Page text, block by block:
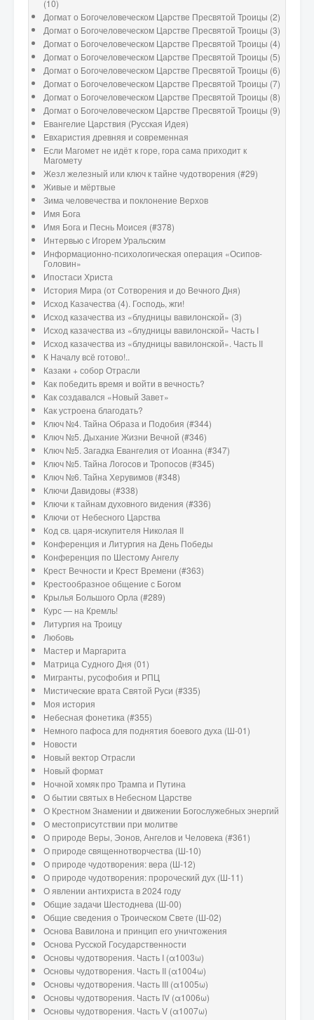
(10)
Догмат о Богочеловеческом Царстве Пресвятой Троицы (2)
Догмат о Богочеловеческом Царстве Пресвятой Троицы (3)
Догмат о Богочеловеческом Царстве Пресвятой Троицы (4)
Догмат о Богочеловеческом Царстве Пресвятой Троицы (5)
Догмат о Богочеловеческом Царстве Пресвятой Троицы (6)
Догмат о Богочеловеческом Царстве Пресвятой Троицы (7)
Догмат о Богочеловеческом Царстве Пресвятой Троицы (8)
Догмат о Богочеловеческом Царстве Пресвятой Троицы (9)
Евангелие Царствия (Русская Идея)
Евхаристия древняя и современная
Если Магомет не идёт к горе, гора сама приходит к
Магомету
Жезл железный или ключ к тайне чудотворения (#29)
Живые и мёртвые
Зима человечества и поклонение Верхов
Имя Бога
Имя Бога и Песнь Моисея (#378)
Интервью с Игорем Уральским
Информационно-психологическая операция «Осипов-
Головин»
Ипостаси Христа
История Мира (от Сотворения и до Вечного Дня)
Исход Казачества (4). Господь, жги!
Исход казачества из «блудницы вавилонской» (3)
Исход казачества из «блудницы вавилонской» Часть I
Исход казачества из «блудницы вавилонской». Часть II
К Началу всё готово!..
Казаки + собор Отрасли
Как победить время и войти в вечность?
Как создавался «Новый Завет»
Как устроена благодать?
Ключ №4. Тайна Образа и Подобия (#344)
Ключ №5. Дыхание Жизни Вечной (#346)
Ключ №5. Загадка Евангелия от Иоанна (#347)
Ключ №5. Тайна Логосов и Тропосов (#345)
Ключ №6. Тайна Херувимов (#348)
Ключи Давидовы (#338)
Ключи к тайнам духовного видения (#336)
Ключи от Небесного Царства
Код св. царя-искупителя Николая II
Конференция и Литургия на День Победы
Конференция по Шестому Ангелу
Крест Вечности и Крест Времени (#363)
Крестообразное общение с Богом
Крылья Большого Орла (#289)
Курс — на Кремль!
Литургия на Троицу
Любовь
Мастер и Маргарита
Матрица Судного Дня (01)
Мигранты, русофобия и РПЦ
Мистические врата Святой Руси (#335)
Моя история
Небесная фонетика (#355)
Немного пафоса для поднятия боевого духа (Ш-01)
Новости
Новый вектор Отрасли
Новый формат
Ночной хомяк про Трампа и Путина
О бытии святых в Небесном Царстве
О Крестном Знамении и движении Богослужебных энергий
О местоприсутствии при молитве
О природе Веры, Эонов, Ангелов и Человека (#361)
О природе священнотворчества (Ш-10)
О природе чудотворения: вера (Ш-12)
О природе чудотворения: пророческий дух (Ш-11)
О явлении антихриста в 2024 году
Общие задачи Шестоднева (Ш-00)
Общие сведения о Троическом Свете (Ш-02)
Основа Вавилона и принцип его уничтожения
Основа Русской Государственности
Основы чудотворения. Часть I (α1003ω)
Основы чудотворения. Часть II (α1004ω)
Основы чудотворения. Часть III (α1005ω)
Основы чудотворения. Часть IV (α1006ω)
Основы чудотворения. Часть V (α1007ω)